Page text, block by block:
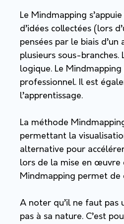
Le Mindmapping
d’idées collectées (lors
pensées par le biais
plusieurs sous-branches.
logique. Le
professionnel. Il est
l’apprentissage.
La méthode
permettant la
alternative pour
lors de la mise en œuvre
Mindmapping permet
A noter qu’il ne faut pas
pas à sa nature. C’est